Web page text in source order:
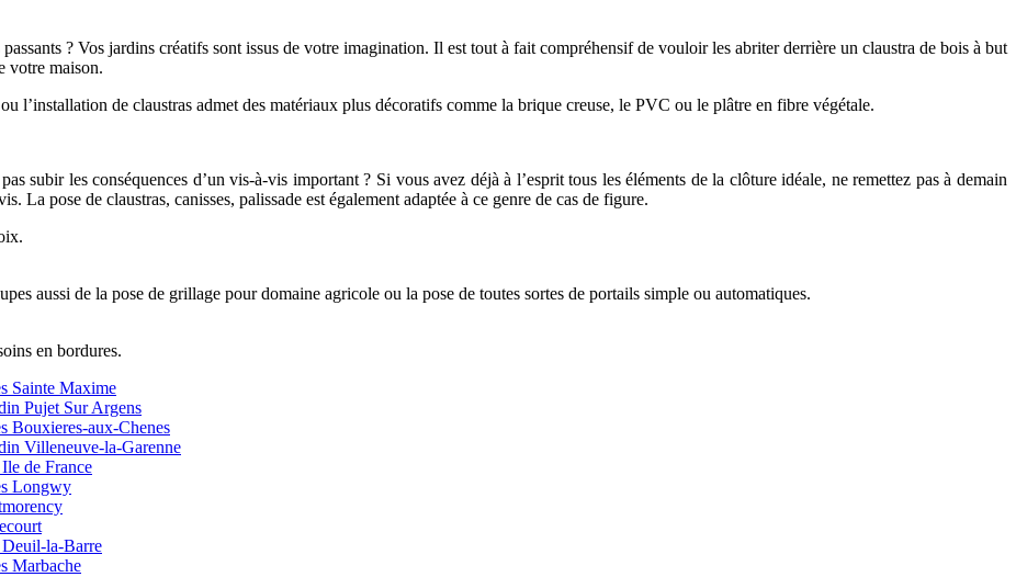
? Vos jardins créatifs sont issus de votre imagination. Il est tout à fait compréhensif de vouloir les abriter derrière un claustra de bois à but
votre maison.
l’installation de claustras admet des matériaux plus décoratifs comme la brique creuse, le PVC ou le plâtre en fibre végétale.
subir les conséquences d’un vis-à-vis important ? Si vous avez déjà à l’esprit tous les éléments de la clôture idéale, ne remettez pas à demain
La pose de claustras, canisses, palissade est également adaptée à ce genre de cas de figure.
aussi de la pose de grillage pour domaine agricole ou la pose de toutes sortes de portails simple ou automatiques.
en bordures.
Sainte Maxime
Pujet Sur Argens
Bouxieres-aux-Chenes
Villeneuve-la-Garenne
de France
Longwy
Deuil-la-Barre
Marbache